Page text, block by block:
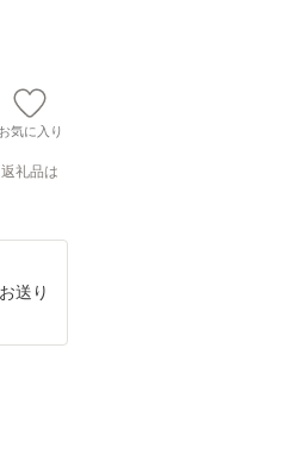
お気に入り
礼品は
送り